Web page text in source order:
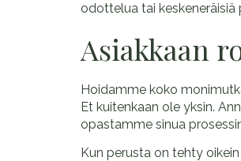
odottelua tai keskeneräisiä
Asiakkaan
Hoidamme koko
Et kuitenkaan ole yksin.
opastamme sinua
Kun perusta on tehty